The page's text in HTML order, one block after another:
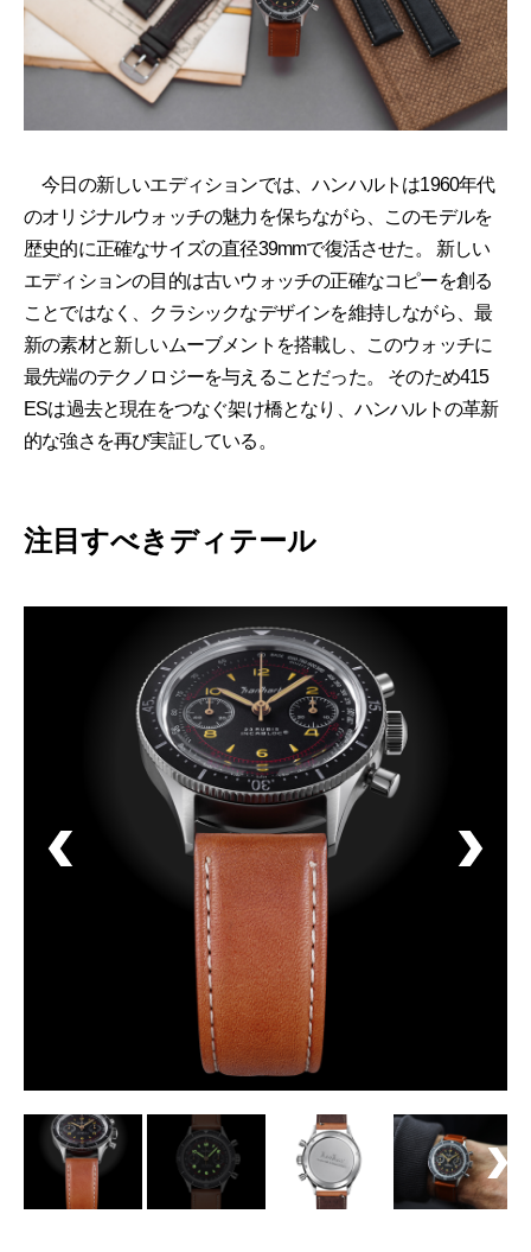
今日の新しいエディションでは、ハンハルトは1960年代
のオリジナルウォッチの魅力を保ちながら、このモデルを
歴史的に正確なサイズの直径39mmで復活させた。 新しい
エディションの目的は古いウォッチの正確なコピーを創る
ことではなく、クラシックなデザインを維持しながら、最
新の素材と新しいムーブメントを搭載し、このウォッチに
最先端のテクノロジーを与えることだった。 そのため415
ESは過去と現在をつなぐ架け橋となり、ハンハルトの革新
的な強さを再び実証している。
注目すべきディテール